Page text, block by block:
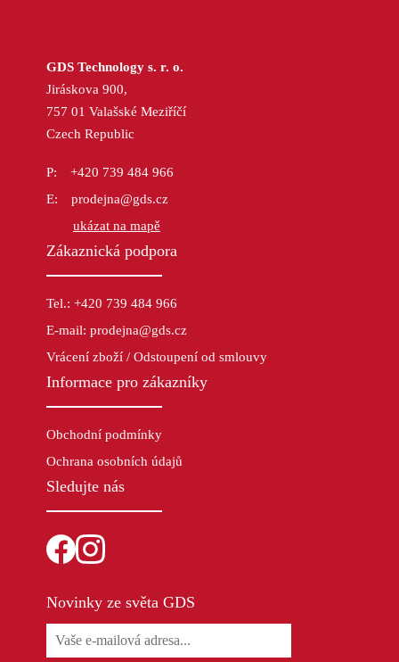
GDS Technology s. r. o.
Jiráskova 900,
757 01 Valašské Meziříčí
Czech Republic
+420 739 484 966
prodejna@gds.cz
ukázat na mapě
Zákaznická podpora
Tel.: +420 739 484 966
E-mail: prodejna@gds.cz
Vrácení zboží / Odstoupení od smlouvy
Informace pro zákazníky
Obchodní podmínky
Ochrana osobních údajů
Sledujte nás
Novinky ze světa GDS